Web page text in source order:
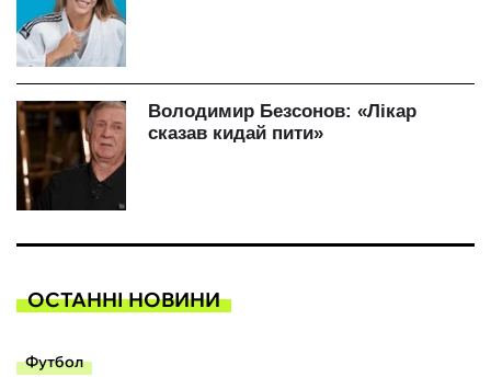
ОСТАННІ НОВИНИ
Футбол